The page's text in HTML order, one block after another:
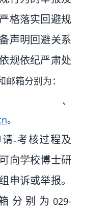
格落实回避规
声明回避关系
规依纪严肃处
邮箱分别为：
。
-考核过程及
向学校博士研
申诉或举报。
分别为 029-